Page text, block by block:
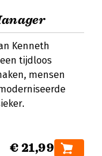
Kenneth
tijdloos
mensen
€ 21,99